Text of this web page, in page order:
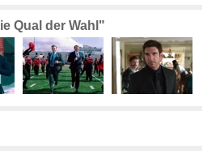
Qual der Wahl"